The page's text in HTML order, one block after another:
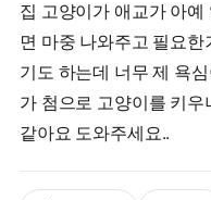
집 고양이가 애교가 아
면 마중 나와주고 필요
기도 하는데 너무 제 욕
가 첨으로 고양이를 키
같아요 도와주세요..